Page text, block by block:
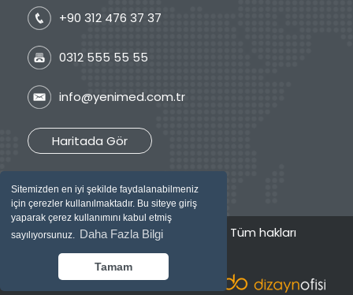
Sitemizden en iyi şekilde faydalanabilmeniz
için çerezler kullanılmaktadır. Bu siteye giriş
yaparak çerez kullanımını kabul etmiş
sayılıyorsunuz. Daha Fazla Bilgi
Tamam
+90 312 476 37 37
0312 555 55 55
info@yenimed.com.tr
Haritada Gör
2026 © Özel Yenimed Tıp Merkezi / Tüm hakları